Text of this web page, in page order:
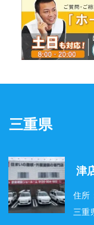
三重県
津
住所
三重